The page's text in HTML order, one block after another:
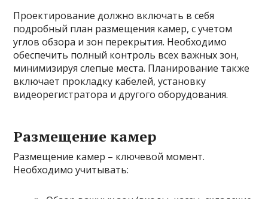
Проектирование должно включать в себя
подробный план размещения камер, с учетом
углов обзора и зон перекрытия. Необходимо
обеспечить полный контроль всех важных зон,
минимизируя слепые места. Планирование также
включает прокладку кабелей, установку
видеорегистратора и другого оборудования.
Размещение камер
Размещение камер – ключевой момент.
Необходимо учитывать: